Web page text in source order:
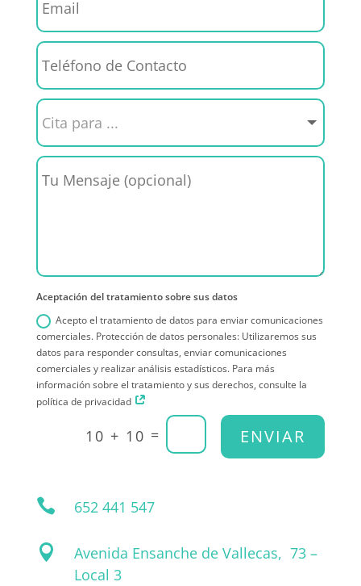
Aceptación del tratamiento sobre sus datos
Acepto el tratamiento de datos para enviar comunicaciones
comerciales. Protección de datos personales: Utilizaremos sus
datos para responder consultas, enviar comunicaciones
comerciales y realizar análisis estadísticos. Para más
información sobre el tratamiento y sus derechos, consulte la
política de privacidad
10 + 10 = ENVIAR
 652 441 547

Avenida Ensanche de Vallecas, 73 –
Local 3